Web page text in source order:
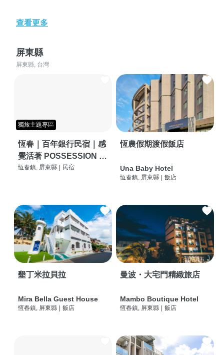
查看更多
屏東縣
屏東縣, 台灣
獨旅主題專區
恆春｜百年銀行民宿｜感
覺活著 POSSESSION |
背包客棧 | 恆春必住特色
恆春鎮, 屏東縣 民宿
恆農假期渡假飯店
Una Baby Hotel
恆春鎮, 屏東縣 飯店
墾丁米拉貝拉
Mira Bella Guest House
恆春鎮, 屏東縣 飯店
曼波・大宅門精緻旅店
Mambo Boutique Hotel
恆春鎮, 屏東縣 飯店